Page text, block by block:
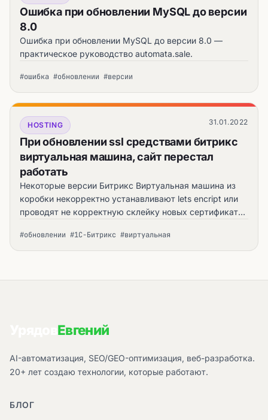
Ошибка при обновлении MySQL до версии
8.0
Ошибка при обновлении MySQL до версии 8.0 —
практическое руководство automata.sale.
#ошибка #обновлении #версии
HOSTING 31.01.2022
При обновлении ssl средствами битрикс
виртуальная машина, сайт перестал
работать
Некоторые версии Битрикс Виртуальная машина из
коробки некорректно устанавливают lets encript или
проводят не корректную склейку новых сертификатов
Посмотрет.
#обновлении #1С-Битрикс #виртуальная
Евгений
AI-автоматизация, SEO/GEO-оптимизация, веб-разработка.
20+ лет создаю технологии, которые работают.
БЛОГ